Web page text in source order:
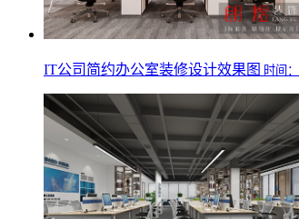
IT公司简约办公室装修设计效果图 时间